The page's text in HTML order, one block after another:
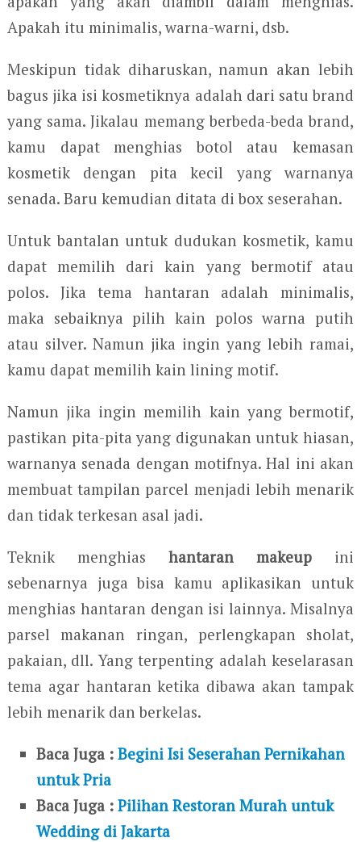
Apakah itu minimalis, warna-warni, dsb.
Meskipun tidak diharuskan, namun akan lebih
bagus jika isi kosmetiknya adalah dari satu brand
yang sama. Jikalau memang berbeda-beda brand,
kamu dapat menghias botol atau kemasan
kosmetik dengan pita kecil yang warnanya
senada. Baru kemudian ditata di box seserahan.
Untuk bantalan untuk dudukan kosmetik, kamu
dapat memilih dari kain yang bermotif atau
polos. Jika tema hantaran adalah minimalis,
maka sebaiknya pilih kain polos warna putih
atau silver. Namun jika ingin yang lebih ramai,
kamu dapat memilih kain lining motif.
Namun jika ingin memilih kain yang bermotif,
pastikan pita-pita yang digunakan untuk hiasan,
warnanya senada dengan motifnya. Hal ini akan
membuat tampilan parcel menjadi lebih menarik
dan tidak terkesan asal jadi.
Teknik menghias hantaran makeup ini
sebenarnya juga bisa kamu aplikasikan untuk
menghias hantaran dengan isi lainnya. Misalnya
parsel makanan ringan, perlengkapan sholat,
pakaian, dll. Yang terpenting adalah keselarasan
tema agar hantaran ketika dibawa akan tampak
lebih menarik dan berkelas.
Baca Juga :Begini Isi Seserahan Pernikahan
untuk Pria
Baca Juga :Pilihan Restoran Murah untuk
Wedding di Jakarta